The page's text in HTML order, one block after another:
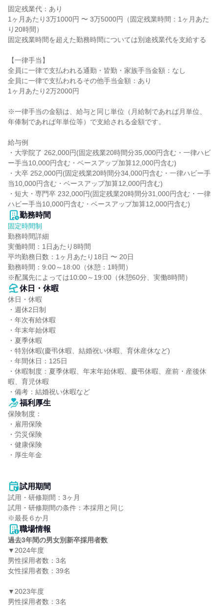
固定残業代：あり
1ヶ月あたり3万1000円 〜 3万5000円（固定残業時間：1ヶ月あた
り20時間）
固定残業時間を超えた勤務時間については別途残業代を支給する
【一律手当】
全員に一律で支払われる通勤・皆勤・家族手当金額：なし
全員に一律で支払われるその他手当金額：あり
1ヶ月あたり2万2000円
※一律手当の金額は、給与と同じ単位（月給制であれば月単位、
年俸制であれば年単位等）で支給される金額です。
給与例
・大学院了 262,000円(固定残業20時間分35,000円含む・一律ハビ
ー手当10,000円含む・ベースアップ加算12,000円含む)
・大卒 252,000円(固定残業20時間分34,000円含む・一律ハビー手
当10,000円含む・ベースアップ加算12,000円含む)
・短大・専門卒 232,000円(固定残業20時間分31,000円含む・一律
ハビー手当10,000円含む・ベースアップ加算12,000円含む)
勤務時間
固定時間制
勤務時間詳細
実働時間：1日あたり8時間
平均勤務日数：1ヶ月あたり18日 〜 20日
勤務時間：9:00～18:00（休憩：1時間）
※配属先によっては10:00～19:00（休憩60分、実働8時間）
休日・休暇
休日・休暇
・週休2日制
・年次有給休暇
・年末年始休暇
・夏季休暇
・特別休暇(慶弔休暇、結婚祝い休暇、育休産休など)
・年間休日：125日
・休暇制度：夏季休暇、年末年始休暇、慶弔休暇、産前・産後休
暇、育児休暇
・備考：結婚祝い休暇など
福利厚生
保険制度：
・雇用保険
・労災保険
・健康保険
・厚生年金
試用期間
試用・研修期間：3ヶ月
試用・研修期間の条件：本採用と同じ
職場情報
過去3年間の男女別新卒採用者数
▼2024年度
男性採用者数：3名
女性採用者数：39名
▼2023年度
男性採用者数：3名